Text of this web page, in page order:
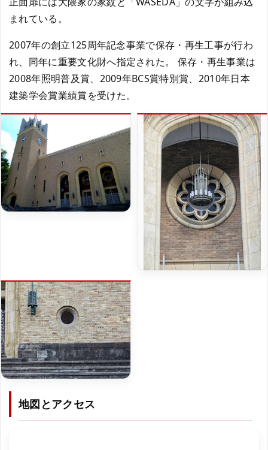
まれている。
2007年の創立125周年記念事業で保存・再生工事が行わ
れ、同年に重要文化財へ指定された。 保存・再生事業は
2008年照明普及賞、2009年BCS賞特別賞、2010年日本
建築学会賞業績賞を受けた。
地図とアクセス